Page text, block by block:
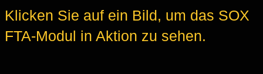
Klicken Sie auf ein Bild, um das SOX
FTA-Modul in Aktion zu sehen.